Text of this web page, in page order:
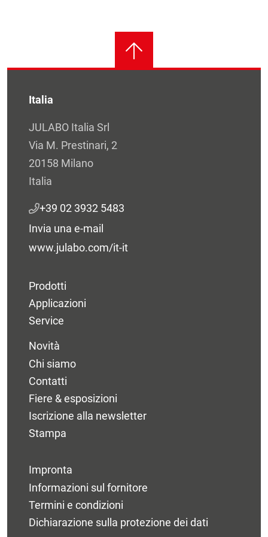
Italia
JULABO Italia Srl
Via M. Prestinari, 2
20158 Milano
Italia
+39 02 3932 5483
Invia una e-mail
www.julabo.com/it-it
Prodotti
Applicazioni
Service
Novità
Chi siamo
Contatti
Fiere & esposizioni
Iscrizione alla newsletter
Stampa
Impronta
Informazioni sul fornitore
Termini e condizioni
Dichiarazione sulla protezione dei dati